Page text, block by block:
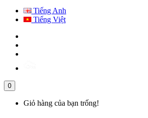
Tiếng Anh
Tiếng Việt
0
Giỏ hàng của bạn trống!